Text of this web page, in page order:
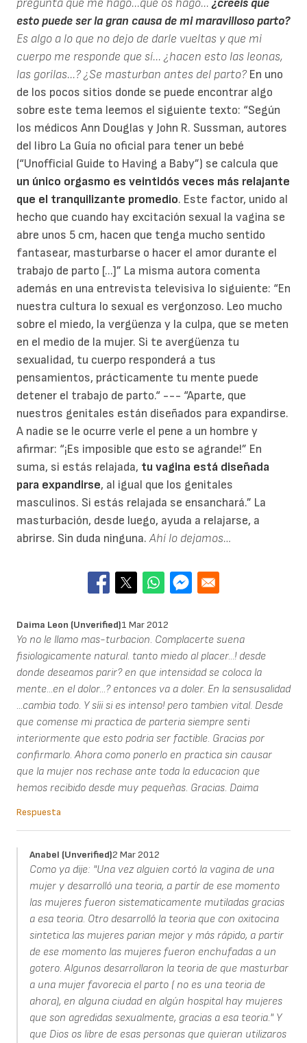
pregunta que me hago...que os hago... ¿creéis que
esto puede ser la gran causa de mi maravilloso parto?
Es algo a lo que no dejo de darle vueltas y que mi
cuerpo me responde que sí... ¿hacen esto las leonas,
las gorilas...? ¿Se masturban antes del parto? En uno
de los pocos sitios donde se puede encontrar algo
sobre este tema leemos el siguiente texto: “Según
los médicos Ann Douglas y John R. Sussman, autores
del libro La Guía no oficial para tener un bebé
(“Unofficial Guide to Having a Baby”) se calcula que
un único orgasmo es veintidós veces más relajante
que el tranquilizante promedio. Este factor, unido al
hecho que cuando hay excitación sexual la vagina se
abre unos 5 cm, hacen que tenga mucho sentido
fantasear, masturbarse o hacer el amor durante el
trabajo de parto [...]” La misma autora comenta
además en una entrevista televisiva lo siguiente: “En
nuestra cultura lo sexual es vergonzoso. Leo mucho
sobre el miedo, la vergüenza y la culpa, que se meten
en el medio de la mujer. Si te avergüenza tu
sexualidad, tu cuerpo responderá a tus
pensamientos, prácticamente tu mente puede
detener el trabajo de parto.“ --- “Aparte, que
nuestros genitales están diseñados para expandirse.
A nadie se le ocurre verle el pene a un hombre y
afirmar: “¡Es imposible que esto se agrande!” En
suma, si estás relajada, tu vagina está diseñada
para expandirse, al igual que los genitales
masculinos. Si estás relajada se ensanchará.” La
masturbación, desde luego, ayuda a relajarse, a
abrirse. Sin duda ninguna.Ahí lo dejamos…
Daima Leon (unverified)1 Mar 2012
Yo no le llamo mas-turbacion. Complacerte suena
fisiologicamente natural. tanto miedo al placer...! desde
donde deseamos parir? en que intensidad se coloca la
mente...en el dolor...? entonces va a doler. En la sensusalidad
...cambia todo. Y síii si es intenso! pero tambien vital. Desde
que comense mi practica de parteria siempre senti
interiormente que esto podria ser factible. Gracias por
confirmarlo. Ahora como ponerlo en practica sin causar
que la mujer nos rechase ante toda la educacion que
hemos recibido desde muy pequeñas. Gracias. Daima
Respuesta
Anabel (unverified)2 Mar 2012
Como ya dije: "Una vez alguien cortó la vagina de una
mujer y desarrolló una teoria, a partír de ese momento
las mujeres fueron sistematicamente mutiladas gracias
a esa teoria. Otro desarrolló la teoria que con oxitocina
sintetica las mujeres parian mejor y más rápido, a partir
de ese momento las mujeres fueron enchufadas a un
gotero. Algunos desarrollaron la teoria de que masturbar
a una mujer favorecia el parto ( no es una teoria de
ahora), en alguna ciudad en algún hospital hay mujeres
que son agredidas sexualmente, gracias a esa teoria." Y
que Dios os libre de esas personas que quieran utilizaros